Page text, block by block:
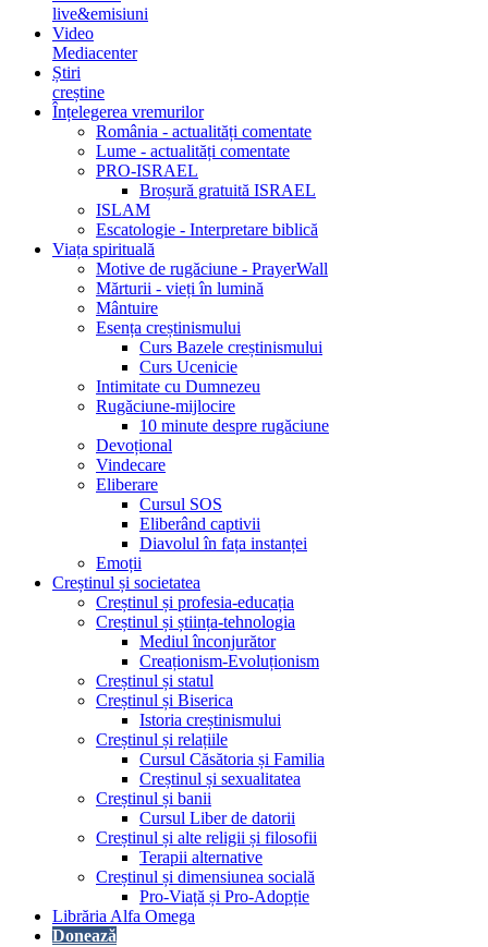
live&emisiuni
Video
Mediacenter
Știri
creștine
Înțelegerea vremurilor
România - actualități comentate
Lume - actualități comentate
PRO-ISRAEL
Broșură gratuită ISRAEL
ISLAM
Escatologie - Interpretare biblică
Viața spirituală
Motive de rugăciune - PrayerWall
Mărturii - vieți în lumină
Mântuire
Esența creștinismului
Curs Bazele creștinismului
Curs Ucenicie
Intimitate cu Dumnezeu
Rugăciune-mijlocire
10 minute despre rugăciune
Devoțional
Vindecare
Eliberare
Cursul SOS
Eliberând captivii
Diavolul în fața instanței
Emoții
Creștinul și societatea
Creștinul și profesia-educația
Creștinul și știința-tehnologia
Mediul înconjurător
Creaționism-Evoluționism
Creștinul și statul
Creștinul și Biserica
Istoria creștinismului
Creștinul și relațiile
Cursul Căsătoria și Familia
Creștinul și sexualitatea
Creștinul și banii
Cursul Liber de datorii
Creștinul și alte religii și filosofii
Terapii alternative
Creștinul și dimensiunea socială
Pro-Viață și Pro-Adopție
Librăria Alfa Omega
Donează